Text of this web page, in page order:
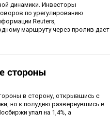
динамики. Инвесторы
по урегулированию
Reuters,
маршруту через пролив дает
стороны
в сторону, открывшись с
но к полудню развернувшись в
упал на 1,4%, а